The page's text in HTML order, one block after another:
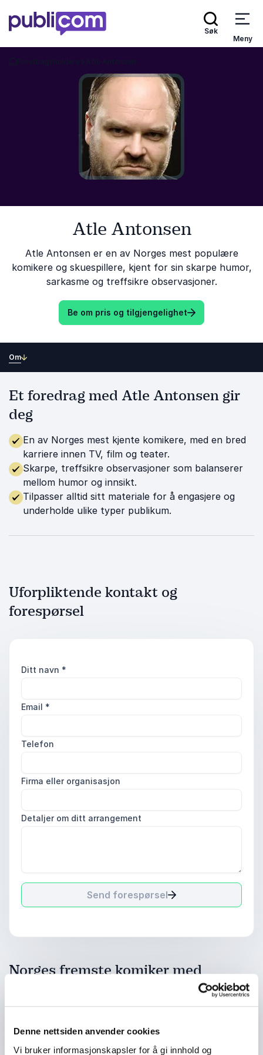
Denne nettsiden anvender cookies
Vi bruker informasjonskapsler for å gi innhold og
Søk
Meny
Atle Antonsen
Atle Antonsen er en av Norges mest populære
komikere og skuespillere, kjent for sin skarpe humor,
sarkasme og treffsikre observasjoner.
Be om pris og tilgjengelighet
Om
Et foredrag med Atle Antonsen gir
deg
En av Norges mest kjente komikere, med en bred
karriere innen TV, film og teater.
Skarpe, treffsikre observasjoner som balanserer
mellom humor og innsikt.
Tilpasser alltid sitt materiale for å engasjere og
underholde ulike typer publikum.
Uforpliktende kontakt og
forespørsel
Ditt navn *
Email *
Telefon
Firma eller organisasjon
Detaljer om ditt arrangement
Send forespørsel
Norges fremste komiker med
treffsikker humor og underholdning
Atle Antonsen er en av Norges ledende komikere og
formidlingsevne. Hans humor er både treffsikker og
underholdende, noe som gjør ham til en ettertraktet